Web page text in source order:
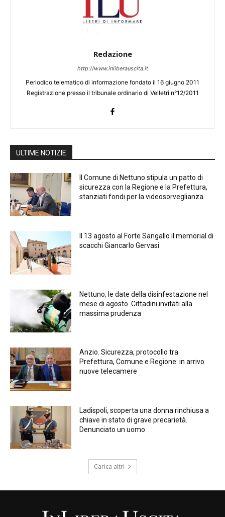
Redazione
http://www.inliberauscita.it
Periodico telematico di informazione fondato il 16 giugno 2011
Registrazione presso il tribunale ordinario di Velletri n°12/2011
ULTIME NOTIZIE
Il Comune di Nettuno stipula un patto di
sicurezza con la Regione e la Prefettura,
stanziati fondi per la videosorveglianza
Il 13 agosto al Forte Sangallo il memorial di
scacchi Giancarlo Gervasi
Nettuno, le date della disinfestazione nel
mese di agosto. Cittadini invitati alla
massima prudenza
Anzio. Sicurezza, protocollo tra
Prefettura, Comune e Regione: in arrivo
nuove telecamere
Ladispoli, scoperta una donna rinchiusa a
chiave in stato di grave precarietà.
Denunciato un uomo
Carica altri